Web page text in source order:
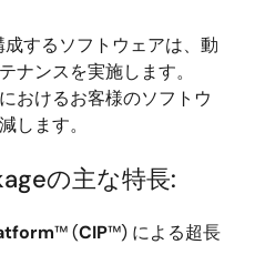
するソフトウェアは、動
ナンスを実施します。
おけるお客様のソフトウ
します。
の主な特長:
™ (CIP™) による超長